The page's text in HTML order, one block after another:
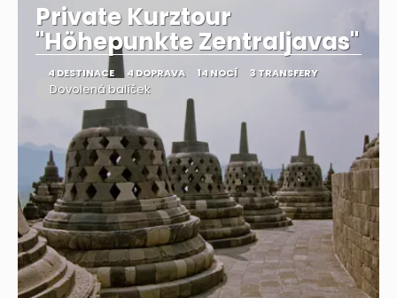
Private Kurztour
"Höhepunkte Zentraljavas"
4 DESTINACE 4 DOPRAVA 14 NOCÍ 3 TRANSFERY
Dovolená balíček